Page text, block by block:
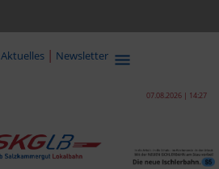
Aktuelles | Newsletter
07.08.2026 | 14:27